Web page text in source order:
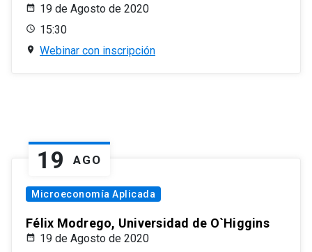
19 de Agosto de 2020
15:30
Webinar con inscripción
19 AGO
Microeconomía Aplicada
Félix Modrego, Universidad de O`Higgins
19 de Agosto de 2020